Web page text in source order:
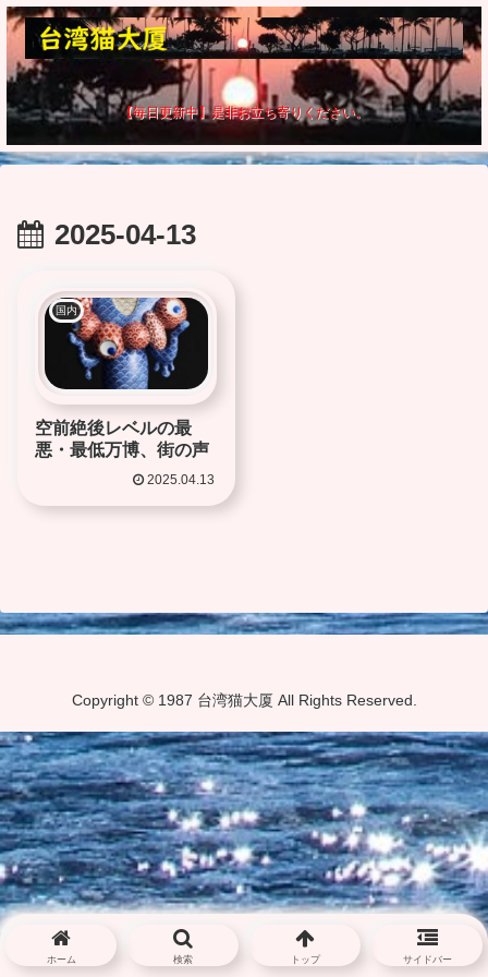
【毎日更新中】是非お立ち寄りください。
2025-04-13
国内
空前絶後レベルの最
悪・最低万博、街の声
2025.04.13
Copyright © 1987 台湾猫大厦 All Rights Reserved.
ホーム 検索 トップ サイドバー